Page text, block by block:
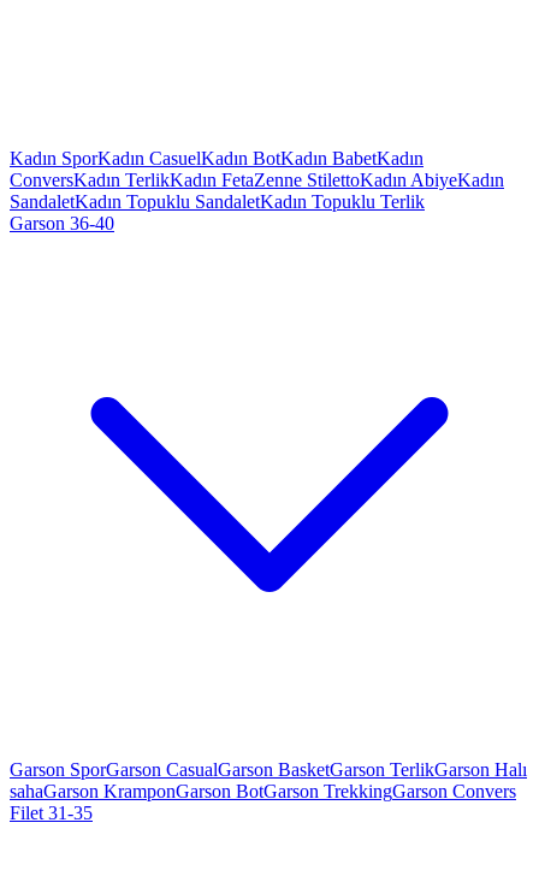
Kadın SporKadın CasuelKadın BotKadın BabetKadın
ConversKadın TerlikKadın FetaZenne StilettoKadın AbiyeKadın
SandaletKadın Topuklu SandaletKadın Topuklu Terlik
Garson 36-40
Garson SporGarson CasualGarson BasketGarson TerlikGarson Halı
sahaGarson KramponGarson BotGarson TrekkingGarson Convers
Filet 31-35